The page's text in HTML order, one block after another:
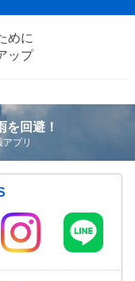
めに
ップ
を回避！
プリ